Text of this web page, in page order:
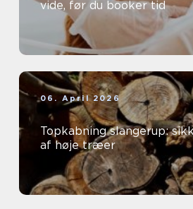
vide, før du booker tid
06. April 2026
Topkabning slangerup:
af høje træer